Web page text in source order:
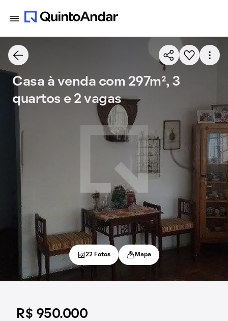
R$ 950.000
Casa à venda com 297m², 3
quartos e 2 vagas
22 Fotos Mapa